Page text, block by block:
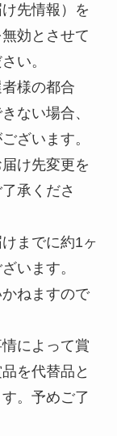
先情報）を
効とさせて
い。
様の都合
ない場合、
ざいます。
け先変更を
承くださ
までに約1ヶ
います。
ねますので
によって賞
を代替品と
。予めご了